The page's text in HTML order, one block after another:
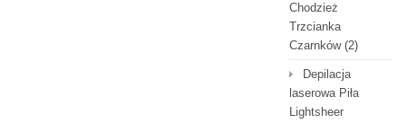
Chodzież
Trzcianka
Czarnków(2)
Depilacja
laserowa Piła
Lightsheer